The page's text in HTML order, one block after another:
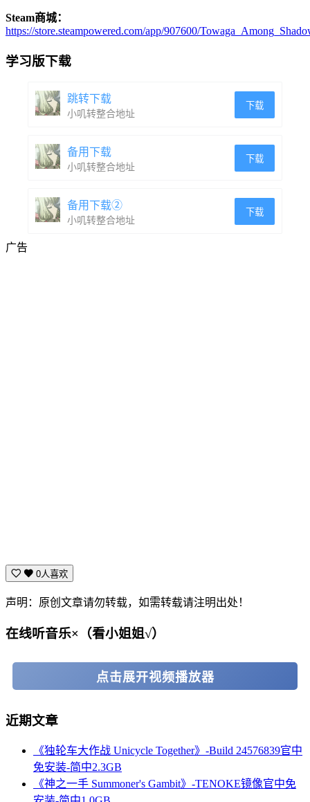
Steam商城：
https://store.steampowered.com/app/907600/
学习版下载
跳转下载
小叽转整合地址
下载
备用下载
小叽转整合地址
下载
备用下载②
小叽转整合地址
下载
广告
0人喜欢
声明：原创文章请勿转载，如需转载请注明出处！
在线听音乐×（看小姐姐√）
点击展开视频播放器
近期文章
《独轮车大作战 Unicycle Together》-Build 24576839官中
免安装-简中2.3GB
《神之一手 Summoner's Gambit》-TENOKE镜像官中免